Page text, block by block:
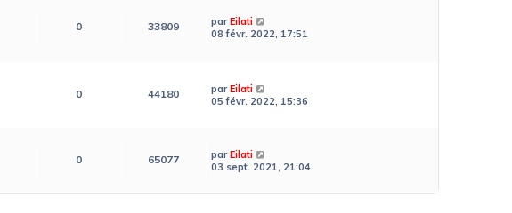
0 33809 parEilati
08 févr. 2022, 17:51
0 44180 parEilati
05 févr. 2022, 15:36
0 65077 parEilati
03 sept. 2021, 21:04